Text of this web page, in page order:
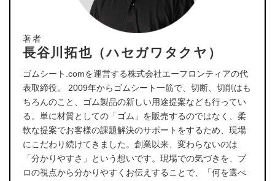
著者
長谷川拓也（ハセガワタクヤ）
ゴムシート.comを運営する株式会社エーフロンティアの代
表取締役。 2009年からゴムシート一筋で、切断、切削はも
ちろんのこと、ゴム製品の新しい用途提案なども行ってい
る。単に材質としての「ゴム」を販売するのではなく、柔
軟な提案でお客様の課題解決のサポートをするため、現場
にこだわり続けてきました。創業以来、変わらないのは
「分かりやすさ」という想いです。現場での気づきを、プ
ロの視点から分かりやすくお伝えすることで、「何を選べ